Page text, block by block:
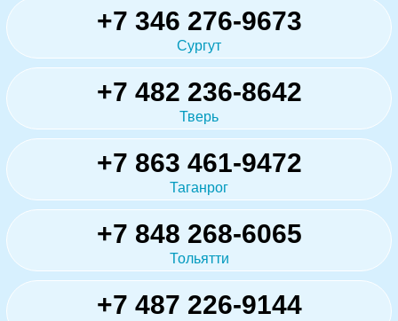
+7 346 276-9673
Сургут
+7 482 236-8642
Тверь
+7 863 461-9472
Таганрог
+7 848 268-6065
Тольятти
+7 487 226-9144